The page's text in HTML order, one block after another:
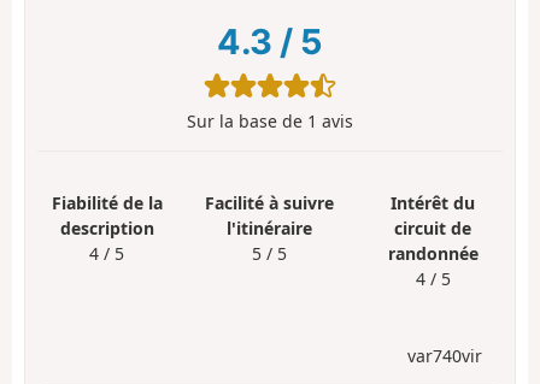
4.3 / 5
Sur la base de 1 avis
Fiabilité de la
description
4 / 5
Facilité à suivre
l'itinéraire
5 / 5
Intérêt du
circuit de
randonnée
4 / 5
var740vir